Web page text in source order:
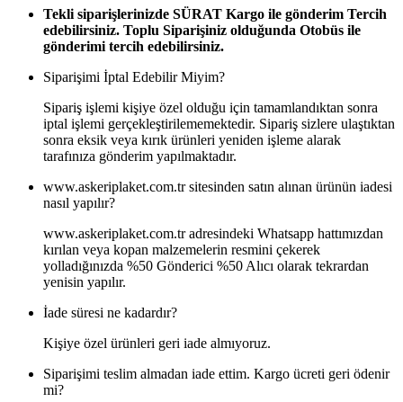
Tekli siparişlerinizde SÜRAT Kargo ile gönderim Tercih
edebilirsiniz. Toplu Siparişiniz olduğunda Otobüs ile
gönderimi tercih edebilirsiniz.
Siparişimi İptal Edebilir Miyim?
Sipariş işlemi kişiye özel olduğu için tamamlandıktan sonra
iptal işlemi gerçekleştirilememektedir. Sipariş sizlere ulaştıktan
sonra eksik veya kırık ürünleri yeniden işleme alarak
tarafınıza gönderim yapılmaktadır.
www.askeriplaket.com.tr sitesinden satın alınan ürünün iadesi
nasıl yapılır?
www.askeriplaket.com.tr adresindeki Whatsapp hattımızdan
kırılan veya kopan malzemelerin resmini çekerek
yolladığınızda %50 Gönderici %50 Alıcı olarak tekrardan
yenisin yapılır.
İade süresi ne kadardır?
Kişiye özel ürünleri geri iade almıyoruz.
Siparişimi teslim almadan iade ettim. Kargo ücreti geri ödenir
mi?